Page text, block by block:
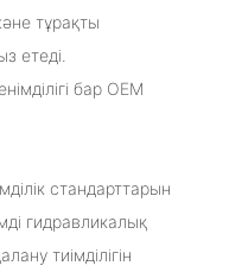
тұрақты
етеді.
бар OEM
стандарттарын
гидравликалық
тиімділігін